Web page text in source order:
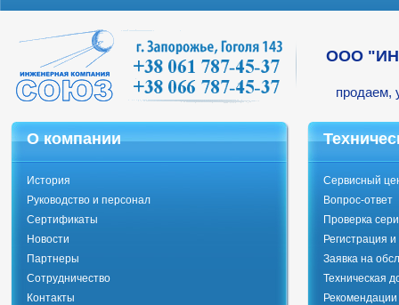
ООО
продаем,
О компании
История
Руководство и персонал
Сертификаты
Новости
Партнеры
Сотрудничество
Контакты
Сервисный
Вопрос-ответ
Проверка
Регистрация
Заявка на
Техническая